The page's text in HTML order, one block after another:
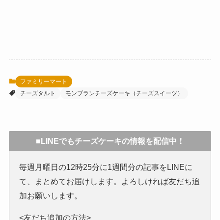
ファミリーマート
チーズタルト
モンブランチーズケーキ（チーズスイーツ）
■LINEでもチーズケーキの情報を配信中！
毎週月曜日の12時25分に1週間分の記事をLINEに
て、まとめてお届けします。よろしければ友だち追
加お願いします。
<友だち追加の方法>